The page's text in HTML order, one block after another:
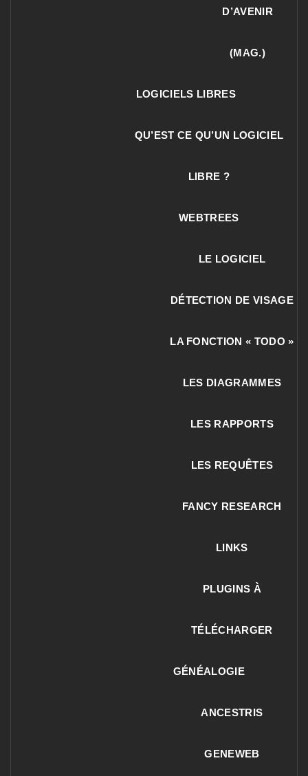
D’AVENIR
(MAG.)
LOGICIELS LIBRES
QU’EST CE QU’UN LOGICIEL
LIBRE ?
WEBTREES
LE LOGICIEL
DÉTECTION DE VISAGE
LA FONCTION « TODO »
LES DIAGRAMMES
LES RAPPORTS
LES REQUÊTES
FANCY RESEARCH
LINKS
PLUGINS À
TÉLÉCHARGER
GÉNÉALOGIE
ANCESTRIS
GENEWEB